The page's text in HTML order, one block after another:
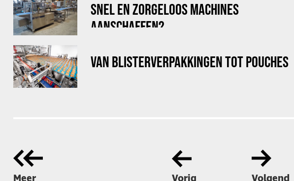
SNEL EN ZORGELOOS MACHINES
AANSCHAFFEN?
VAN BLISTERVERPAKKINGEN TOT POUCHES